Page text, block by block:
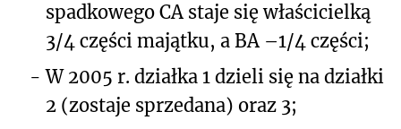
spadkowego CA staje się właścicielką
3/4 części majątku, a BA –1/4 części;
- W 2005 r. działka 1 dzieli się na działki
2 (zostaje sprzedana) oraz 3;